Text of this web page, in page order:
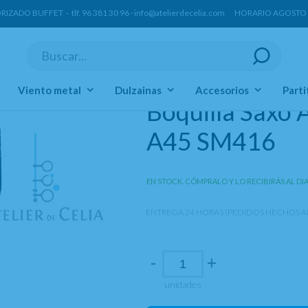
BUFFET - tlf. 96 381 30 96 · info@atelierdecelia.com HORARIO AGOSTO
Viento metal Dulzainas Accesorios
Boquilla Saxo
A45 SM416
EN STOCK. CÓMPRALO Y LO RECIBIRÁS AL
ENTREGA 24 HORAS (PEDIDOS HECHOS
-
unidades
+